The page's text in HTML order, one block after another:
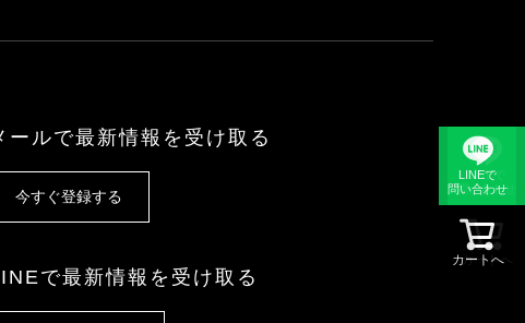
LINEで
問い合わせ
カートへ
LINEで
問い合わせ
カートへ
ールで最新情報を受け取る
今すぐ登録する
で最新情報を受け取る